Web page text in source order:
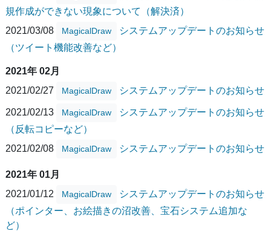
規作成ができない現象について（解決済）
2021/03/08
MagicalDraw
システムアップデートのお知らせ
（ツイート機能改善など）
2021年 02月
2021/02/27
MagicalDraw システムアップデートのお知らせ
2021/02/13 MagicalDraw
システムアップデートのお知らせ
（反転コピーなど）
2021/02/08
MagicalDraw システムアップデートのお知らせ
2021年 01月
2021/01/12
MagicalDraw
システムアップデートのお知らせ
（ポインター、お絵描きの沼改善、宝石システム追加な
ど）